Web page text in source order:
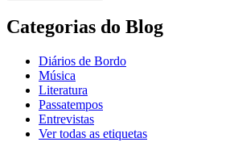
Categorias do Blog
Diários de Bordo
Música
Literatura
Passatempos
Entrevistas
Ver todas as etiquetas